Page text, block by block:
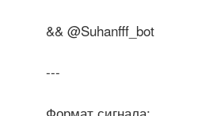
&& @Suhanfff_bot
---